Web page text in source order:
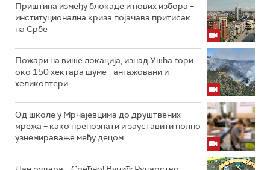
Приштина између блокаде и нових избора –
институционална криза појачава притисак
на Србе
Пожари на више локација, изнад Ушћа гори
око 150 хектара шуме - ангажовани и
хеликоптери
Од школе у Мрчајевцима до друштвених
мрежа – како препознати и зауставити полно
узнемиравање међу децом